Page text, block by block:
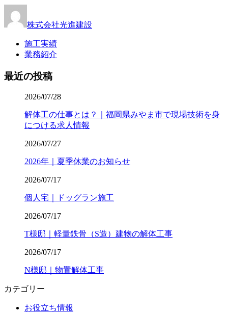
株式会社光進建設
施工実績
業務紹介
最近の投稿
2026/07/28
解体工の仕事とは？｜福岡県みやま市で現場技術を身
につける求人情報
2026/07/27
2026年｜夏季休業のお知らせ
2026/07/17
個人宅｜ドッグラン施工
2026/07/17
T様邸｜軽量鉄骨（S造）建物の解体工事
2026/07/17
N様邸｜物置解体工事
カテゴリー
お役立ち情報